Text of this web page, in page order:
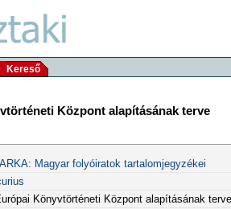
Kereső
Központ alapításának terve
Magyar folyóiratok tartalomjegyzékei
Könyvtörténeti Központ alapításának terve